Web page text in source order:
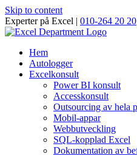
Skip to content
Experter på Excel | 010-264 20 20
Hem
Autologger
Excelkonsult
Power BI konsult
Accesskonsult
Outsourcing av hela
Mobil-appar
Webbutveckling
SQL-kopplad Excel
Dokumentation av